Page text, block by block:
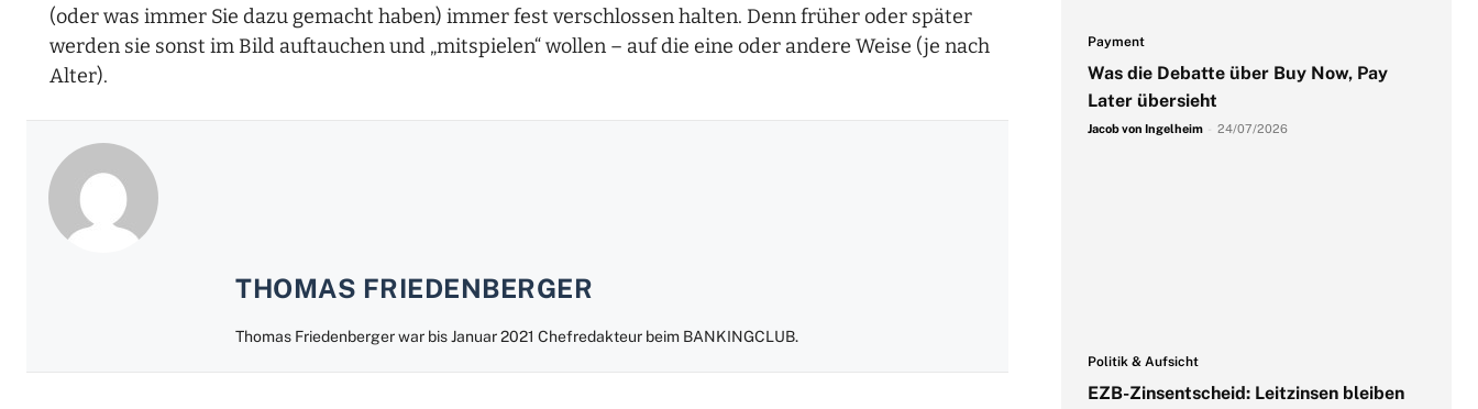
(oder was immer Sie dazu gemacht haben) immer fest verschlossen halten. Denn früher oder später
werden sie sonst im Bild auftauchen und „mitspielen“ wollen – auf die eine oder andere Weise (je nach
Alter).
THOMAS FRIEDENBERGER
Thomas Friedenberger war bis Januar 2021 Chefredakteur beim BANKINGCLUB.
Payment
Was die Debatte über Buy Now, Pay
Later übersieht
Jacob von Ingelheim 24/07/2026
Politik & Aufsicht
EZB-Zinsentscheid: Leitzinsen bleiben